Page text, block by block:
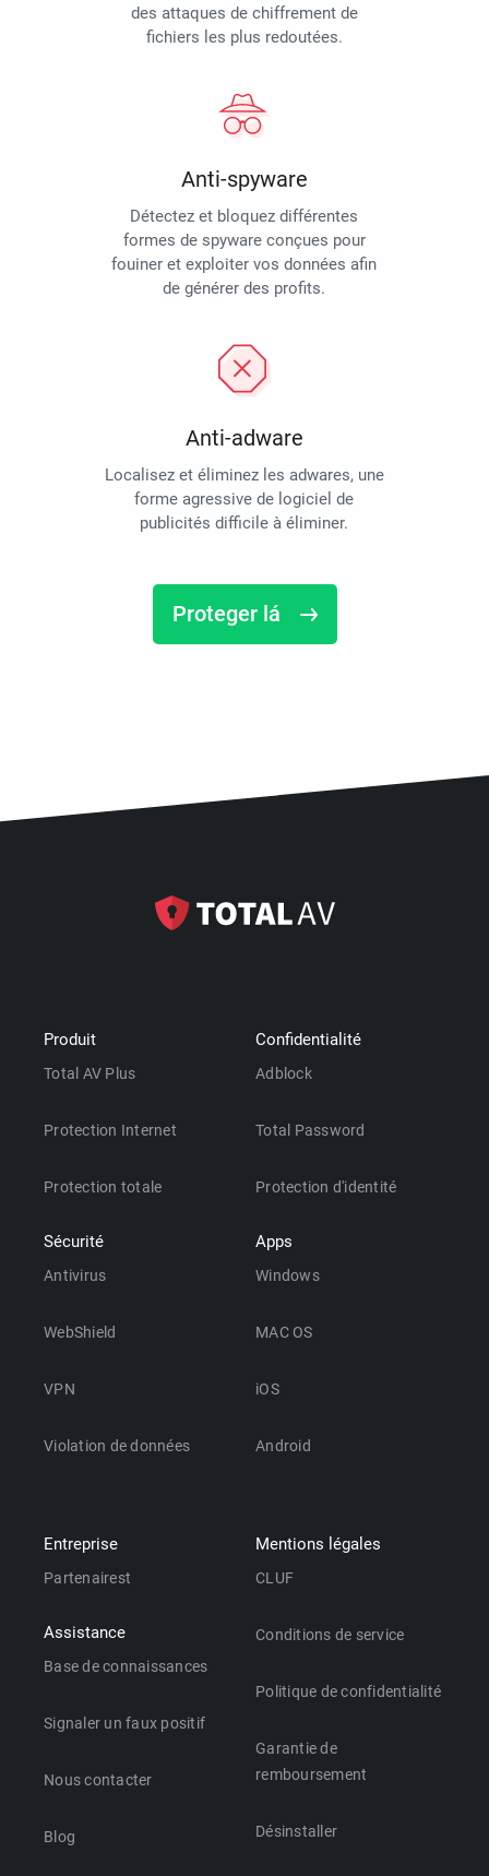
des attaques de chiffrement de
fichiers les plus redoutées.
Anti-spyware
Détectez et bloquez différentes
formes de spyware conçues pour
fouiner et exploiter vos données afin
de générer des profits.
Anti-adware
Localisez et éliminez les adwares, une
forme agressive de logiciel de
publicités difficile à éliminer.
Proteger lá
Produit
Total AV Plus
Protection Internet
Protection totale
Sécurité
Antivirus
WebShield
VPN
Violation de données
Confidentialité
Adblock
Total Password
Protection d'identité
Apps
Windows
MAC OS
iOS
Android
Entreprise
Partenairest
Assistance
Base de connaissances
Signaler un faux positif
Nous contacter
Blog
Mentions légales
CLUF
Conditions de service
Politique de confidentialité
Garantie de
remboursement
Désinstaller